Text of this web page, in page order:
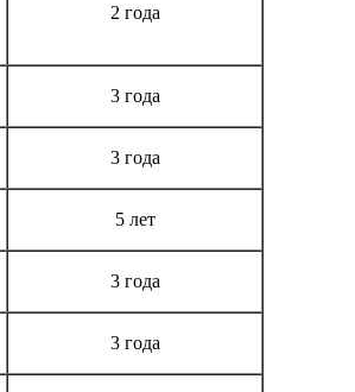
2 года
3 года
3 года
5 лет
3 года
3 года